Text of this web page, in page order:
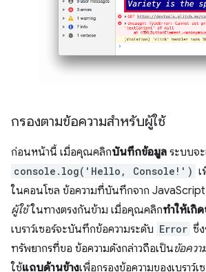
กรองตามข้อความสำหรับผู้ใช้
ก่อนหน้านี้ เมื่อคุณคลิกบันทึกข้อมูล ระบบจ
console.log('Hello, Console!')
ในคอนโซล ข้อความที่บันทึกจาก JavaScript
ผู้ใช้ในทางตรงกันข้าม เมื่อคุณคลิกทำให้เกิ
เบราว์เซอร์จะบันทึกข้อความระดับ Error ซึ่
ทรัพยากรที่ขอ ข้อความดังกล่าวถือเป็นข้อควา
ใช้แถบด้านข้างเพื่อกรองข้อความของเบราว์